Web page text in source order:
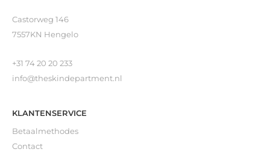
Castorweg 146
7557KN Hengelo
+31 74 20 20 233
info@theskindepartment.nl
KLANTENSERVICE
Betaalmethodes
Contact